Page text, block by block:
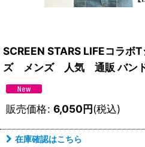
SCREEN STARS LIFEコラ
ズ メンズ 人気 通販 バン
販売価格: 6,050円(税込)
在庫確認はこちら